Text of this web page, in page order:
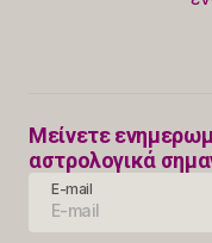
Μείνετε
αστρολογικά
E-mail